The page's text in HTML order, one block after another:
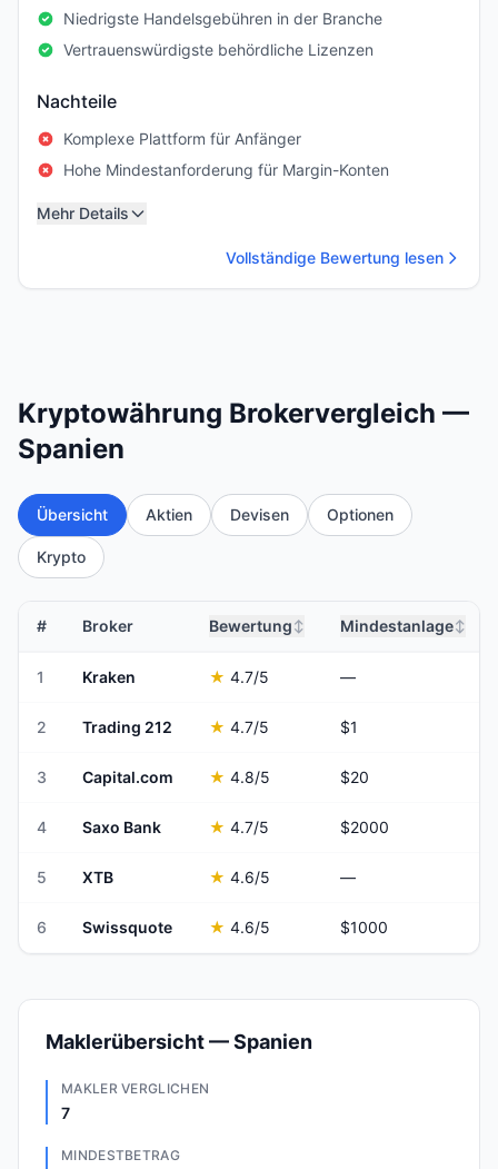
Niedrigste Handelsgebühren in der Branche
Vertrauenswürdigste behördliche Lizenzen
Nachteile
Komplexe Plattform für Anfänger
Hohe Mindestanforderung für Margin-Konten
Mehr Details
Vollständige Bewertung lesen
Kryptowährung Brokervergleich —
Spanien
Übersicht Aktien Devisen Optionen
Krypto
# Broker Bewertung ↕ Mindestanlage↕
1 Kraken ★ 4.7/5 —
2 Trading 212 ★ 4.7/5 $1
3 Capital.com ★ 4.8/5 $20
4 Saxo Bank ★ 4.7/5 $2000
5 XTB ★ 4.6/5 —
6 Swissquote ★ 4.6/5 $1000
Maklerübersicht — Spanien
MAKLER VERGLICHEN
7
MINDESTBETRAG